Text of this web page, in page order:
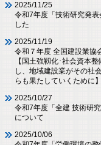
2025/11/25
令和7年度「技術研究発表
した
2025/11/19
令和７年度 全国建設業協
【国土強靱化･社会資本
し、地域建設業がその社
らも果たしていくために】
2025/10/27
令和7年度「全建 技術研
について
2025/10/06